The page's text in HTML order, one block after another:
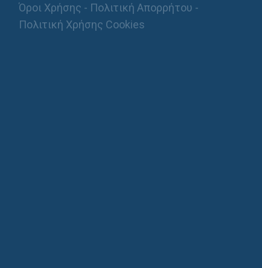
Όροι Χρήσης - Πολιτική Απορρήτου -
Πολιτική Χρήσης Cookies